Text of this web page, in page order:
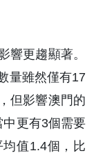
響更趨顯著。
量雖然僅有17
但影響澳門的
更有3個需要
值1.4個，比